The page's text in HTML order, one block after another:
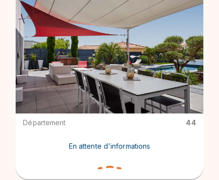
Département 44
En attente d'informations